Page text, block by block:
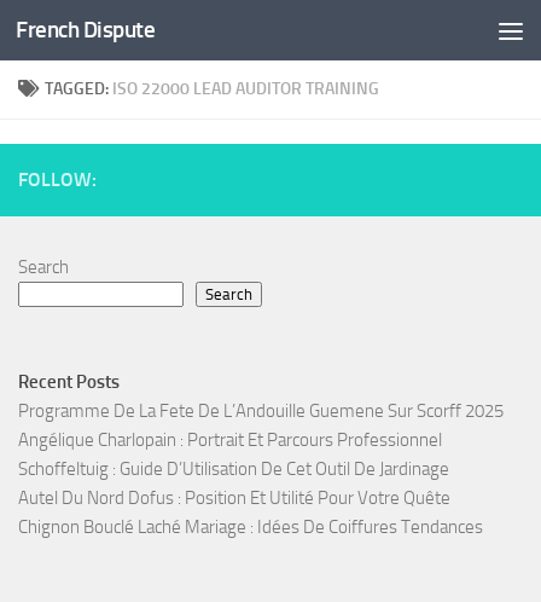
Skip to content
French Dispute
TAGGED: ISO 22000 LEAD AUDITOR TRAINING
FOLLOW:
Search
Search
Recent Posts
Programme De La Fete De L’Andouille Guemene Sur Scorff 2025
Angélique Charlopain : Portrait Et Parcours Professionnel
Schoffeltuig : Guide D’Utilisation De Cet Outil De Jardinage
Autel Du Nord Dofus : Position Et Utilité Pour Votre Quête
Chignon Bouclé Laché Mariage : Idées De Coiffures Tendances